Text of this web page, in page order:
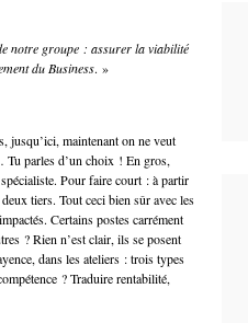
notre groupe : assurer la viabilité
du Business. »
jusqu’ici, maintenant on ne veut
Tu parles d’un choix ! En gros,
Pour faire court : à partir
tiers. Tout ceci bien sûr avec les
Certains postes carrément
? Rien n’est clair, ils se posent
dans les ateliers : trois types
? Traduire rentabilité,